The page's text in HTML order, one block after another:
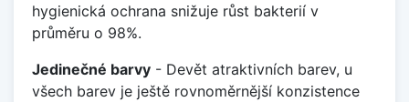
hygienická ochrana snižuje růst bakterií v
průměru o 98%.
Jedinečné barvy - Devět atraktivních barev, u
všech barev je ještě rovnoměrnější konzistence